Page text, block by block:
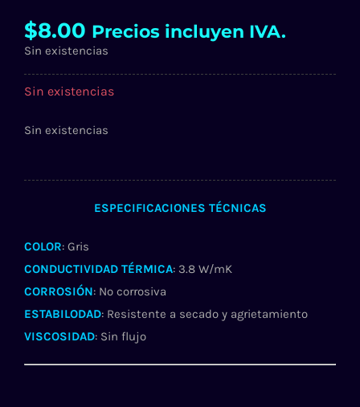
$8.00 Precios incluyen IVA.
Sin existencias
Sin existencias
Sin existencias
ESPECIFICACIONES TÉCNICAS
COLOR: Gris
CONDUCTIVIDAD TÉRMICA: 3.8 W/mK
CORROSIÓN: No corrosiva
ESTABILODAD: Resistente a secado y agrietamiento
VISCOSIDAD: Sin flujo